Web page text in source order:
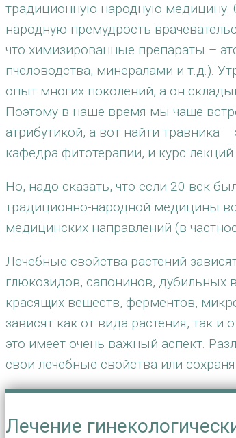
традиционную народную медицину.
народную премудрость
что химизированные препараты –
пчеловодства, минералами и т.д.).
опыт многих поколений, а он
Поэтому в наше время мы чаще
атрибутикой, а вот найти травника
кафедра фитотерапии, и курс
Но, надо сказать, что если 20 век
традиционно-народной медицины
медицинских направлений (в
Лечебные свойства растений
глюкозидов, сапонинов, дубильных
красящих веществ, ферментов,
зависят как от вида растения, так
это имеет очень важный аспект.
свои лечебные свойства или
Лечение